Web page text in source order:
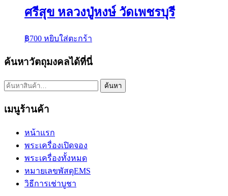
ศรีสุข หลวงปู่หงษ์ วัดเพชรบุรี
฿700 หยิบใส่ตะกร้า
ค้นหาวัตถุมงคลได้ที่นี่
ค้นหา: ค้นหา
เมนูร้านค้า
หน้าแรก
พระเครื่องเปิดจอง
พระเครื่องทั้งหมด
หมายเลขพัสดุEMS
วิธีการเช่าบูชา